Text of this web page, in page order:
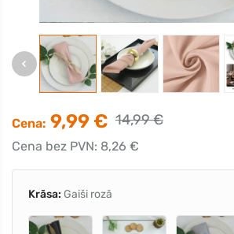
Cena: 9,99 € 14,99 €
Cena bez PVN: 8,26 €
Krāsa: Gaiši rozā